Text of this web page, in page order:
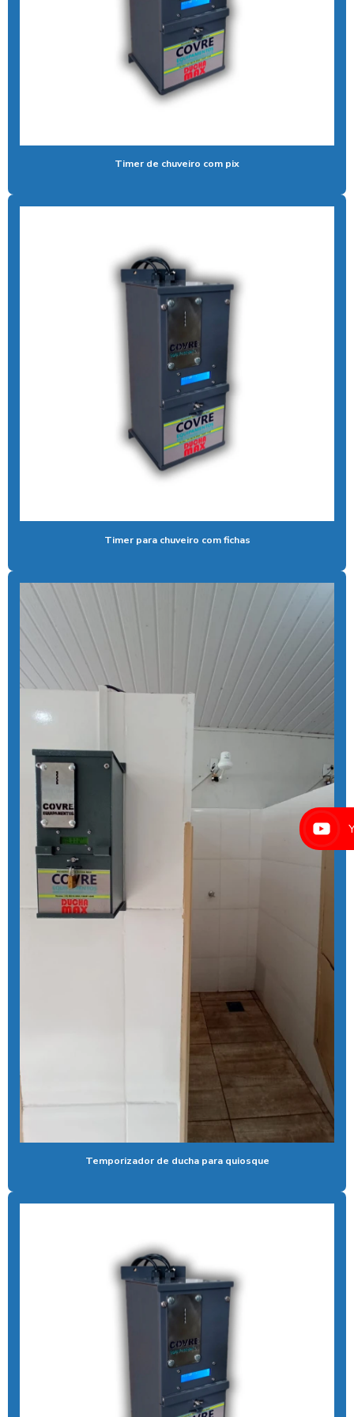
Aspirador para posto ficha
Aspirador para posto de gasolina
Aspirador profissional para carros
Aspirador self service moedas
Aspirador self service onde encontrar
Aspirador self service pagamento pix
Aspirador self service pix preço
Aspirador self service para postos com pix
Aspirador self service preço
Aspirador self service com qr code
Bomba para lavar caminhão
Calibrador pneu moedeiro
Calibrador de pneus com pagamento via pix
Cera de máquina
Coagulante orgânico
Coagulante orgânico tanino
Contador de banhos
Controlador de banho
Controlador de banho digital
Controlador de banho com ficha
Controlador de banho com moedas
Controlador de ducha para quiosque
Controlador de tempo chuveiro
Desengraxante alcalino biodegradavel
Detergente para lavar caminhões
Ducha automatica para carros
Ducha azul lava rápido
Economizador de banho para postos
Timer de chuveiro com pix
Timer para chuveiro com fichas
Temporizador de ducha para quiosque